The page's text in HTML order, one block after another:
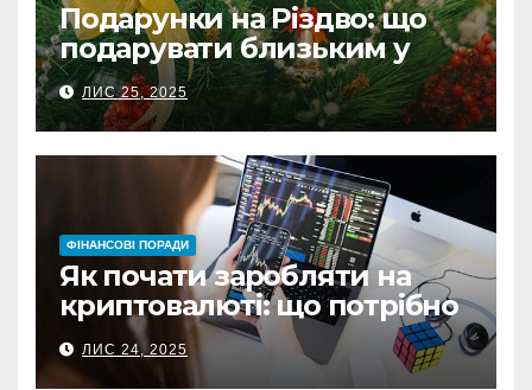
Подарунки на Різдво: що
подарувати близьким у
Польщі
ЛИС 25, 2025
ФІНАНСОВІ ПОРАДИ
Як почати заробляти на
криптовалюті: що потрібно
знати перед першою
інвестицією
ЛИС 24, 2025